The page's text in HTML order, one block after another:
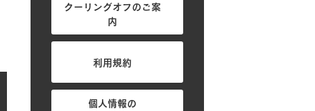
クーリングオフのご案
内
利用規約
個人情報の